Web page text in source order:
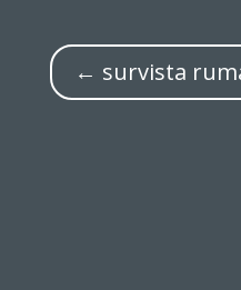
← survista